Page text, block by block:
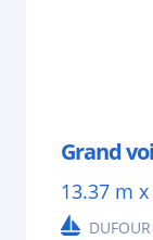
Grand
13.37 m